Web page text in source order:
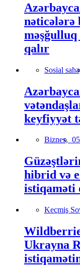
nəticələrə
məşğulluq
qalır
Sosial
keyfiyyət
Biznes,
hibrid və
istiqaməti
Keçmiş
Ukrayna